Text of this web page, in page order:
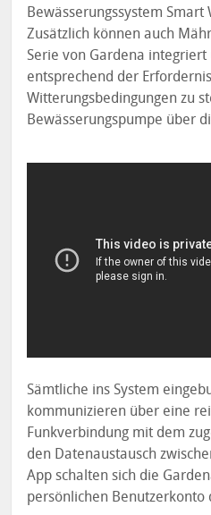
Bewässerungssystem
Zusätzlich können auch
Serie von Gardena
entsprechend der
Witterungsbedingungen zu
Bewässerungspumpe über
Sämtliche ins System
kommunizieren über eine
Funkverbindung mit dem
den Datenaustausch
App schalten sich die
persönlichen Benutzerkonto